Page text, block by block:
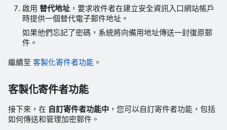
啟用替代地址 ，要求收件者在建立安全資訊入口網站帳戶
時提供一個替代電子郵件地址。
如果他們忘記了密碼，系統將向備用地址傳送一封復原郵
件。
繼續至 客製化寄件者功能 。
客製化寄件者功能
接下來，在 自訂寄件者功能中 ，您可以自訂寄件者功能，包括
如何傳送和管理加密郵件。